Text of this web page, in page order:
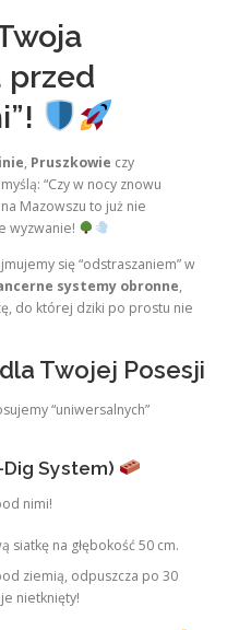
przed
, Pruszkowie czy
“Czy w nocy znowu
Mazowszu to już nie
wyzwanie!
się “odstraszaniem” w
systemy obronne,
do której dziki po prostu nie
Twojej Posesji
“uniwersalnych”
System)
nimi!
siatkę na głębokość 50 cm.
ziemią, odpuszcza po 30
nietknięty!